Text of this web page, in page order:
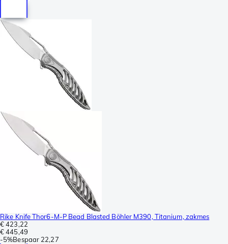
Rike Knife Thor6-M-P Bead Blasted Böhler M390, Titanium, zakmes
€ 423,22
€ 445,49
-5%Bespaar 22,27